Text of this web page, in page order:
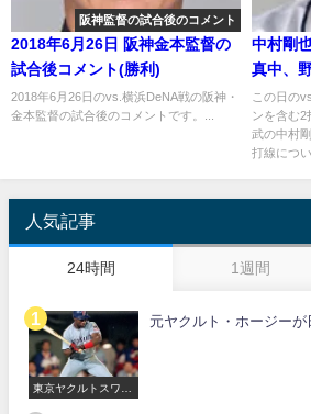
阪神監督の試合後のコメント
2018年6月26日 阪神金本監督の
試合後コメント(勝利)
2018年6月26日のvs.横浜DeNA戦の阪神・
金本監督の試合後のコメントです。...
中村剛
真中、
月27日
この日の
ンを含む2
武の中村
打線につ
人気記事
24時間 1週間
東京ヤクルトスワロ
元ヤクルト・ホージー